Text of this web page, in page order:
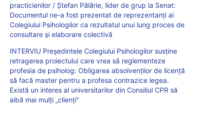
practicienilor / Ștefan Pălărie, lider de grup la Senat:
Documentul ne-a fost prezentat de reprezentanți ai
Colegiului Psihologilor ca rezultatul unui lung proces de
consultare și elaborare colectivă
INTERVIU Președintele Colegiului Psihologilor susține
retragerea proiectului care vrea să reglementeze
profesia de psiholog: Obligarea absolvenților de licență
să facă master pentru a profesa contrazice legea.
Există un interes al universitarilor din Consiliul CPR să
aibă mai mulți „clienți”